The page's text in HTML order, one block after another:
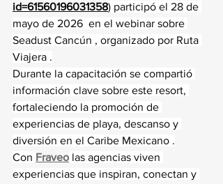
id=61560196031358) participó el 28 de
mayo de 2026  en el webinar sobre
Seadust Cancún , organizado por Ruta
Viajera .
Durante la capacitación se compartió
información clave sobre este resort,
fortaleciendo la promoción de
experiencias de playa, descanso y
diversión en el Caribe Mexicano .
Con Fraveo las agencias viven
experiencias que inspiran, conectan y